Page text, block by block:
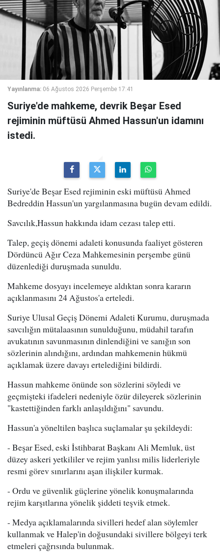
Yayınlanma: 06 Ağustos 2026 Perşembe 17:41
Suriye'de mahkeme, devrik Beşar Esed
rejiminin müftüsü Ahmed Hassun'un idamını
istedi.
Suriye'de Beşar Esed rejiminin eski müftüsü Ahmed
Bedreddin Hassun'un yargılanmasına bugün devam edildi.
Savcılık,Hassun hakkında idam cezası talep etti.
Talep, geçiş dönemi adaleti konusunda faaliyet gösteren
Dördüncü Ağır Ceza Mahkemesinin perşembe günü
düzenlediği duruşmada sunuldu.
Mahkeme dosyayı incelemeye aldıktan sonra kararın
açıklanmasını 24 Ağustos'a erteledi.
Suriye Ulusal Geçiş Dönemi Adaleti Kurumu, duruşmada
savcılığın mütalaasının sunulduğunu, müdahil tarafın
avukatının savunmasının dinlendiğini ve sanığın son
sözlerinin alındığını, ardından mahkemenin hükmü
açıklamak üzere davayı ertelediğini bildirdi.
Hassun mahkeme önünde son sözlerini söyledi ve
geçmişteki ifadeleri nedeniyle özür dileyerek sözlerinin
"kastettiğinden farklı anlaşıldığını" savundu.
Hassun'a yöneltilen başlıca suçlamalar şu şekildeydi:
- Beşar Esed, eski İstihbarat Başkanı Ali Memluk, üst
düzey askeri yetkililer ve rejim yanlısı milis liderleriyle
resmi görev sınırlarını aşan ilişkiler kurmak.
- Ordu ve güvenlik güçlerine yönelik konuşmalarında
rejim karşıtlarına yönelik şiddeti teşvik etmek.
- Medya açıklamalarında sivilleri hedef alan söylemler
kullanmak ve Halep'in doğusundaki sivillere bölgeyi terk
etmeleri çağrısında bulunmak.